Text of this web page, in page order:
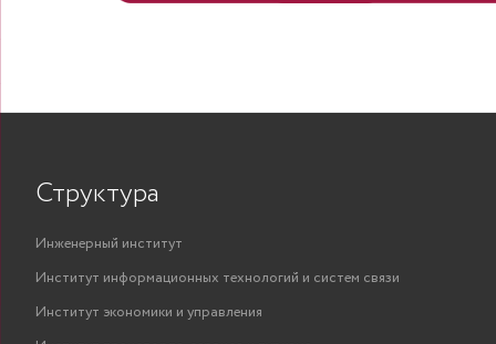
Структура
Инженерный институт
Институт информационных технологий и систем связи
Институт экономики и управления